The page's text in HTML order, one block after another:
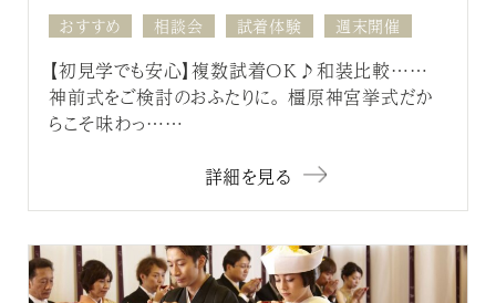
おすすめ 相談会 試着体験 週末開催
【初見学でも安心】複数試着OK♪和装比較……
神前式をご検討のおふたりに。 橿原神宮挙式だか
らこそ味わっ……
詳細を見る